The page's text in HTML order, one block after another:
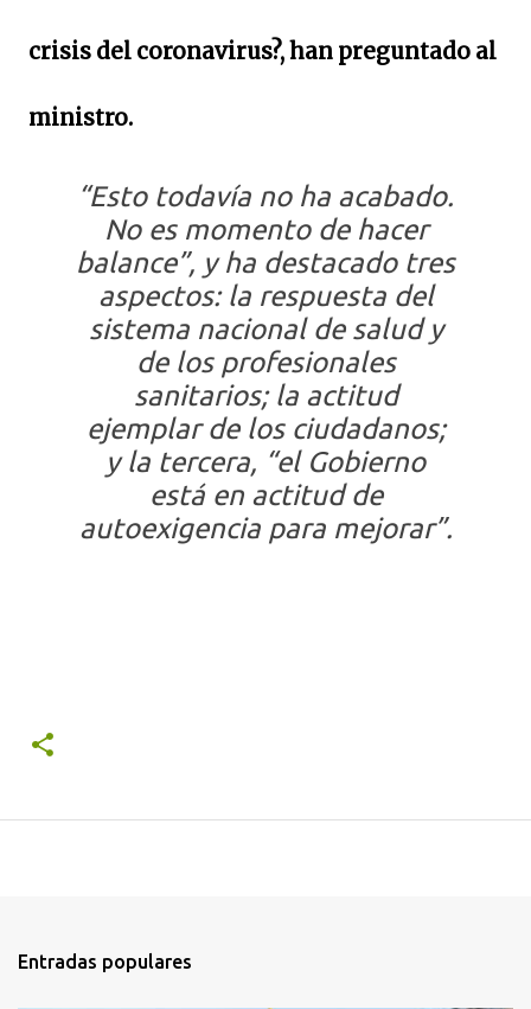
crisis del coronavirus?, han preguntado al
ministro.
“Esto todavía no ha acabado.
No es momento de hacer
balance”, y ha destacado tres
aspectos: la respuesta del
sistema nacional de salud y
de los profesionales
sanitarios; la actitud
ejemplar de los ciudadanos;
y la tercera, “el Gobierno
está en actitud de
autoexigencia para mejorar”.
Entradas populares